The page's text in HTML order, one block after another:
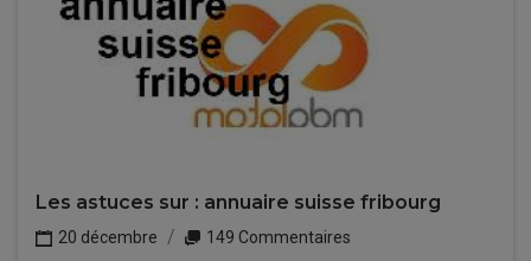
Les astuces sur : annuaire suisse fribourg
20 décembre
149 Commentaires